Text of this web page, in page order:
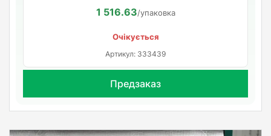
1 516.63/упаковка
Очікується
Артикул: 333439
Предзаказ